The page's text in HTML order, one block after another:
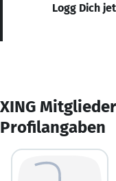
Logg Dich
XING
Profilangaben